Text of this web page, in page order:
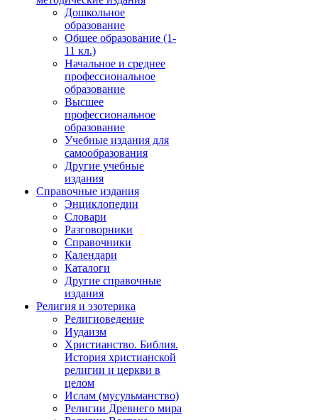
Дошкольное
образование
Общее образование (1-
11 кл.)
Начальное и среднее
профессиональное
образование
Высшее
профессиональное
образование
Учебные издания для
самообразования
Другие учебные
издания
Справочные издания
Энциклопедии
Словари
Разговорники
Справочники
Календари
Каталоги
Другие справочные
издания
Религия и эзотерика
Религиоведение
Иудаизм
Христианство. Библия.
История христианской
религии и церкви в
целом
Ислам (мусульманство)
Религии Древнего мира